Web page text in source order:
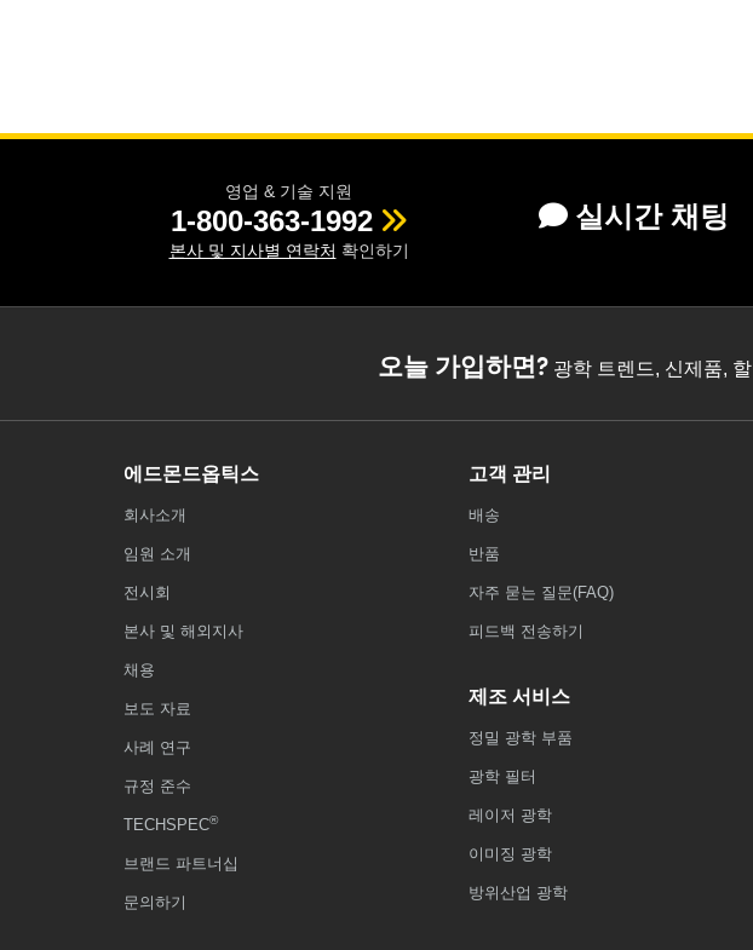
영업 & 기술 지원
1-800-363-1992
본사 및 지사별 연락처 확인하기
실시간 채팅
오늘 가입하면?광학 트렌드, 신제품,
에드몬드옵틱스
회사소개
임원 소개
전시회
본사 및 해외지사
채용
보도 자료
사례 연구
규정 준수
TECHSPEC®
브랜드 파트너십
문의하기
고객 관리
배송
반품
자주 묻는 질문(FAQ)
피드백 전송하기
제조 서비스
정밀 광학 부품
광학 필터
레이저 광학
이미징 광학
방위산업 광학